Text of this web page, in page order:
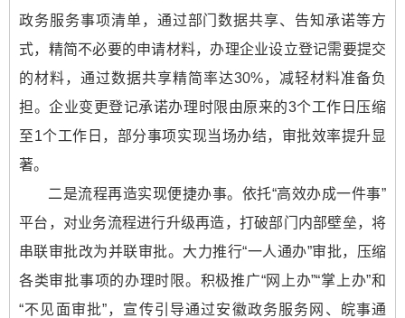
政务服务事项清单，通过部门数据共享、告知承诺等方
式，精简不必要的申请材料，办理企业设立登记需要提交
的材料，通过数据共享精简率达30%，减轻材料准备负
担。企业变更登记承诺办理时限由原来的3个工作日压缩
至1个工作日，部分事项实现当场办结，审批效率提升显
著。
二是流程再造实现便捷办事。依托“高效办成一件事”
平台，对业务流程进行升级再造，打破部门内部壁垒，将
串联审批改为并联审批。大力推行“一人通办”审批，压缩
各类审批事项的办理时限。积极推广“网上办”“掌上办”和
“不见面审批”，宣传引导通过安徽政务服务网、皖事通